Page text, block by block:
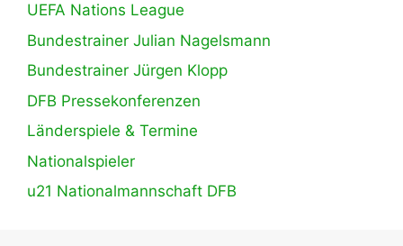
UEFA Nations League
Bundestrainer Julian Nagelsmann
Bundestrainer Jürgen Klopp
DFB Pressekonferenzen
Länderspiele & Termine
Nationalspieler
u21 Nationalmannschaft DFB